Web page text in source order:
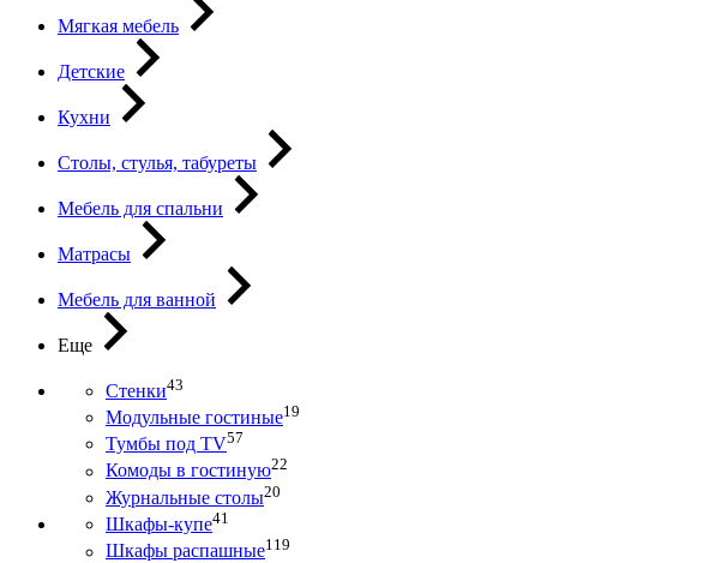
Мягкая мебель
Детские
Кухни
Столы, стулья, табуреты
Мебель для спальни
Матрасы
Мебель для ванной
Еще
Стенки43
Модульные гостиные19
Тумбы под ТV57
Комоды в гостиную22
Журнальные столы20
Шкафы-купе41
Шкафы распашные119